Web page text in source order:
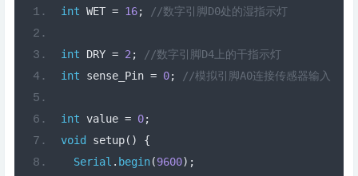
int WET = 16; //数字引脚D0处的湿指示灯
int DRY = 2;
//数字引脚D4上的干指示灯
int sense_Pin = 0; //模拟引脚A0连接传感器输入
int value = 0;
void setup()
{
Serial . begin(9600);